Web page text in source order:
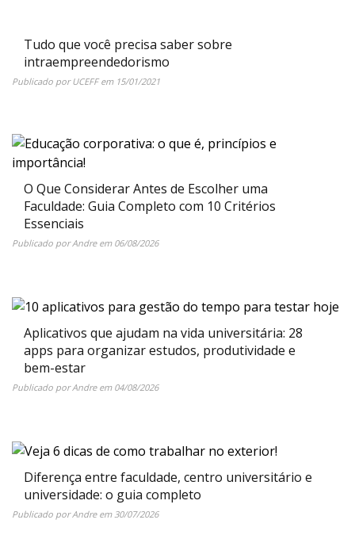
Tudo que você precisa saber sobre
intraempreendedorismo
Publicado porUCEFFem 15/01/2021
O Que Considerar Antes de Escolher uma
Faculdade: Guia Completo com 10 Critérios
Essenciais
Publicado porAndreem 06/08/2026
Aplicativos que ajudam na vida universitária: 28
apps para organizar estudos, produtividade e
bem-estar
Publicado porAndreem 04/08/2026
Diferença entre faculdade, centro universitário e
universidade: o guia completo
Publicado porAndreem 30/07/2026